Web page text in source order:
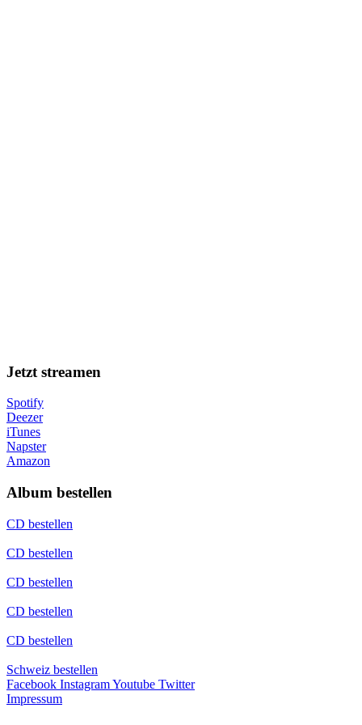
Jetzt streamen
Spotify
Deezer
iTunes
Napster
Amazon
Album bestellen
CD bestellen
CD bestellen
CD bestellen
CD bestellen
CD bestellen
Schweiz bestellen
Facebook InstagramYoutube Twitter
Impressum